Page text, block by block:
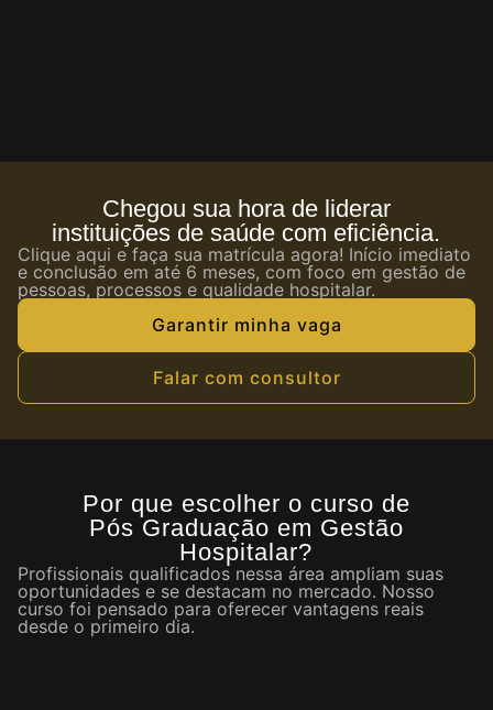
Chegou sua hora de liderar
instituições de saúde com eficiência.
Clique aqui e faça sua matrícula agora! Início imediato
e conclusão em até 6 meses, com foco em gestão de
pessoas, processos e qualidade hospitalar.
Garantir minha vaga
Falar com consultor
Por que escolher o curso de
Pós Graduação em Gestão
Hospitalar?
Profissionais qualificados nessa área ampliam suas
oportunidades e se destacam no mercado. Nosso
curso foi pensado para oferecer vantagens reais
desde o primeiro dia.